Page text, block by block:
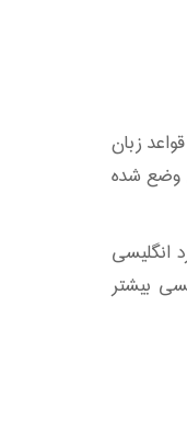
زبان
وضع شده
انگلیسی
بیشتر